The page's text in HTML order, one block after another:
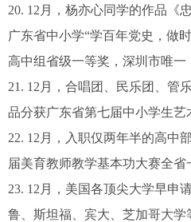
20. 12月，杨亦心同学的作品《
广东省中小学“学百年党史，做
高中组省级一等奖，深圳市唯一
21. 12月，合唱团、民乐团、管
品分获广东省第七届中小学生艺
22. 12月，入职仅两年半的高中
届美育教师教学基本功大赛全省
23. 12月，美国各顶尖大学早申
鲁、斯坦福、宾大、芝加哥大学